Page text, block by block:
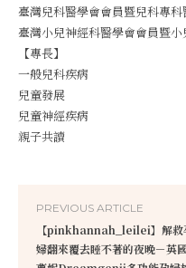
臺灣兒科醫學會會員暨兒科專科
臺灣小兒神經科醫學會會員暨
【專長】
一般兒科疾病
兒童發展
兒童神經疾病
親子共讀
PREVIOUS ARTICLE
【pinkhannah_leilei】解救
婦翻來覆去睡不著的夜晚－英